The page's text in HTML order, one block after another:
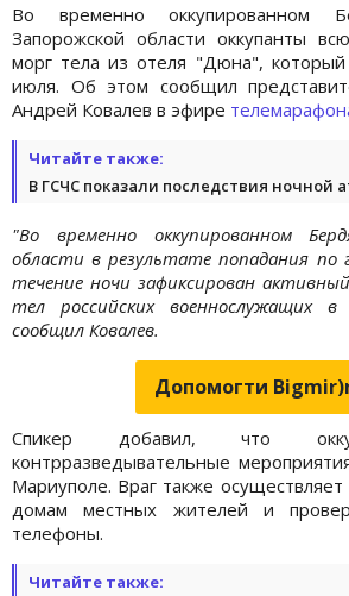
Во временно оккупированном
Запорожской области оккупанты
морг тела из отеля "Дюна",
июля. Об этом сообщил
Андрей Ковалев в эфире
Читайте также:
В ГСЧС показали последствия ночной
"Во временно оккупированном
области в результате попадания
течение ночи зафиксирован
тел российских военнослужащих
сообщил Ковалев.
Допомогти
Cпикер добавил, что
контрразведывательные
Мариуполе. Враг также
домам местных жителей и
телефоны.
Читайте также: